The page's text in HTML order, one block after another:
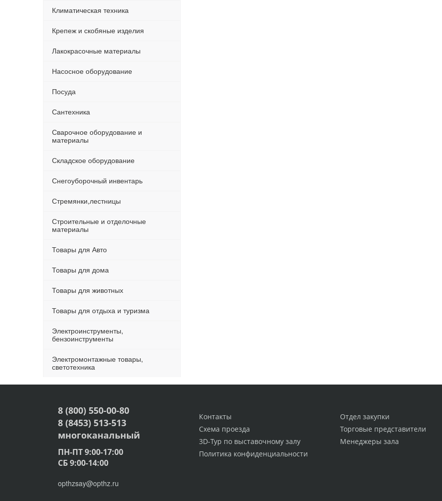
Климатическая техника
Крепеж и скобяные изделия
Лакокрасочные материалы
Насосное оборудование
Посуда
Сантехника
Сварочное оборудование и
материалы
Складское оборудование
Снегоуборочный инвентарь
Стремянки,лестницы
Строительные и отделочные
материалы
Товары для Авто
Товары для дома
Товары для животных
Товары для отдыха и туризма
Электроинструменты,
бензоинструменты
Электромонтажные товары,
светотехника
Отдел закупки
Торговые представители
Менеджеры зала
Контакты
Схема проезда
3D-Тур по выставочному залу
Политика конфиденциальности
8 (800) 550-00-80
8 (8453) 513-513
многоканальный
ПН-ПТ 9:00-17:00
СБ 9:00-14:00
opthzsay@opthz.ru